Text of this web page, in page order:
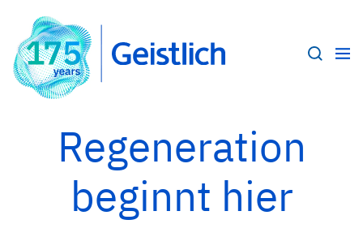
Regeneration
beginnt hier